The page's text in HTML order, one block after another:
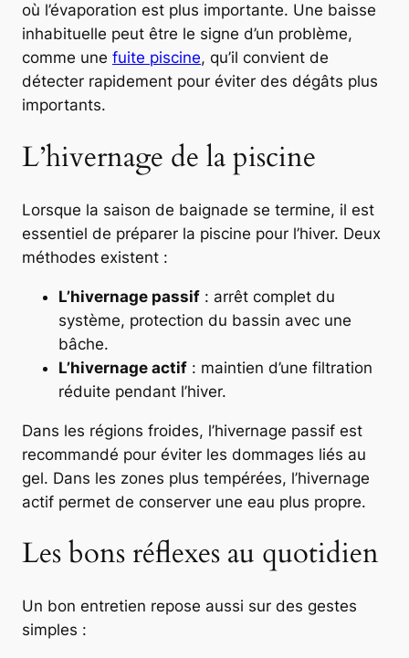
où l’évaporation est plus importante. Une baisse
inhabituelle peut être le signe d’un problème,
comme une fuite piscine, qu’il convient de
détecter rapidement pour éviter des dégâts plus
importants.
L’hivernage de la piscine
Lorsque la saison de baignade se termine, il est
essentiel de préparer la piscine pour l’hiver. Deux
méthodes existent :
L’hivernage passif : arrêt complet du
système, protection du bassin avec une
bâche.
L’hivernage actif : maintien d’une filtration
réduite pendant l’hiver.
Dans les régions froides, l’hivernage passif est
recommandé pour éviter les dommages liés au
gel. Dans les zones plus tempérées, l’hivernage
actif permet de conserver une eau plus propre.
Les bons réflexes au quotidien
Un bon entretien repose aussi sur des gestes
simples :